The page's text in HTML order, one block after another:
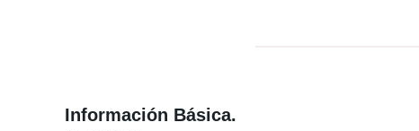
Información Básica.